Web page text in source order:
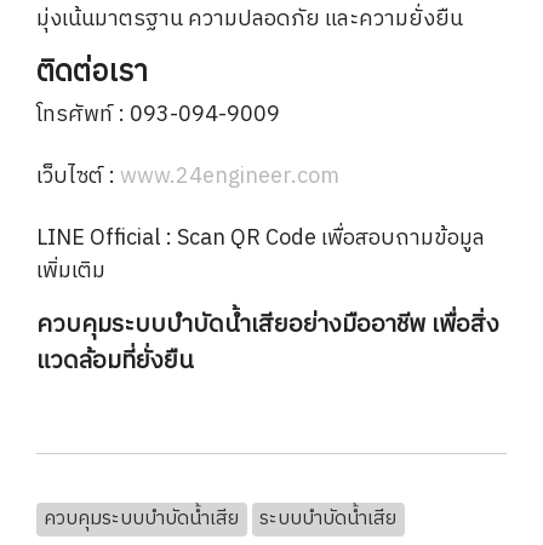
มุ่งเน้นมาตรฐาน ความปลอดภัย และความยั่งยืน
ติดต่อเรา
โทรศัพท์ : 093-094-9009
เว็บไซต์ : www.24engineer.com
LINE Official : Scan QR Code เพื่อสอบถามข้อมูล
เพิ่มเติม
ควบคุมระบบบำบัดน้ำเสียอย่างมืออาชีพ เพื่อสิ่ง
แวดล้อมที่ยั่งยืน
ควบคุมระบบบำบัดน้ำเสีย
ระบบบำบัดน้ำเสีย